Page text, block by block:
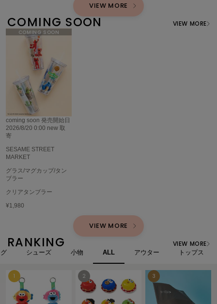
ORR
オル
PATRICK
Philly chocolate
フィリーチョコレート
poláura
ポローラ
PUMA
プーマ
Reebok
SALOMON
サロモン
サンリオハウス
SESAME STREET MARKET
セサミストリートマーケット
VIEW MORE
COMING SOON VIEW MORE
coming soon 発売開始日
2026/8/20 0:00 new 取
寄
SESAME STREET
MARKET
グラス/マグカップ/タン
ブラー
クリアタンブラー
¥1,980
VIEW MORE
RANKING VIEW MORE
シューズ 小物 ALL アウター トップス